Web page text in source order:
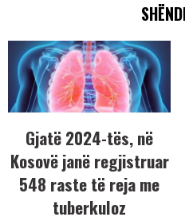
Gjatë 2024-tës, në
Kosovë janë regjistruar
548 raste të reja me
tuberkuloz